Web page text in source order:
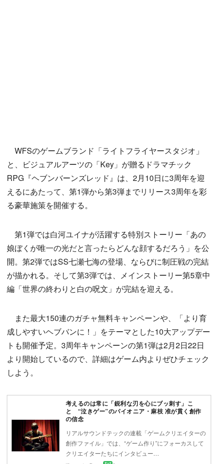
WFSのゲームブランド「ライトフライヤースタジオ」
と、ビジュアルアーツの「Key」が贈るドラマチック
RPG『ヘブンバーンズレッド』は、2月10日に3周年を迎
えるにあたって、第1弾から第3弾までリリース3周年を彩
る豪華施策を開催する。
第1弾では白河ユイナが活躍する特別ストーリー「あの
娘ぼくが唯一の光だと言ったらどんな顔するだろう」を公
開。第2弾ではSS七瀬七海の登場、ならびに制圧戦の完結
が描かれる。そして第3弾では、メインストーリー第5章中
編「世界の終わりと白の呪文」が完結を迎える。
また最大150連のガチャ無料キャンペーンや、「より育
成しやすいヘブバンに！」をテーマとした10大アップデー
トも開催予定。3周年キャンペーンの第1弾は2月2日22日
より開始しているので、詳細はゲーム内よりぜひチェック
しよう。
考えるのは常に「鋭利な刃を心にブッ刺す」こ
と “泣きゲー”のパイオニア・麻枝 准が貫く創作
の信念
リアルサウンドテックの連載「ゲームクリエイターの
創作ファイル」では、“ゲーム作り”にフォーカスして
クリエイターたちにインタビュー…